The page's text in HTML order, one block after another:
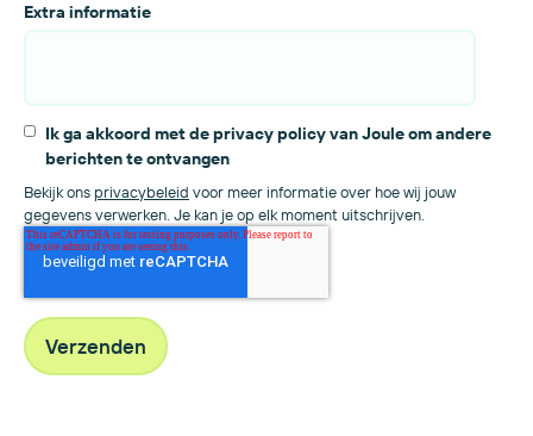
Extra informatie
Ik ga akkoord met de privacy policy van Joule om andere
berichten te ontvangen
Bekijk ons privacybeleid voor meer informatie over hoe wij jouw
gegevens verwerken. Je kan je op elk moment uitschrijven.